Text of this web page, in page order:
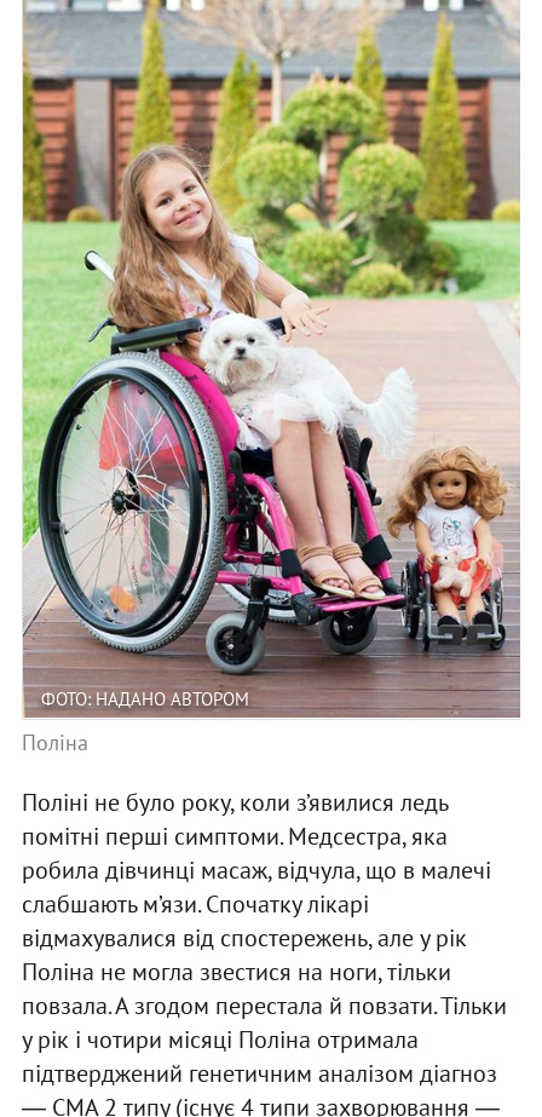
ФОТО: НАДАНО АВТОРОМ
Поліна
Поліні не було року, коли з’явилися ледь
помітні перші симптоми. Медсестра, яка
робила дівчинці масаж, відчула, що в малечі
слабшають м’язи. Спочатку лікарі
відмахувалися від спостережень, але у рік
Поліна не могла звестися на ноги, тільки
повзала. А згодом перестала й повзати. Тільки
у рік і чотири місяці Поліна отримала
підтверджений генетичним аналізом діагноз
― СМА 2 типу (існує 4 типи захворювання ―